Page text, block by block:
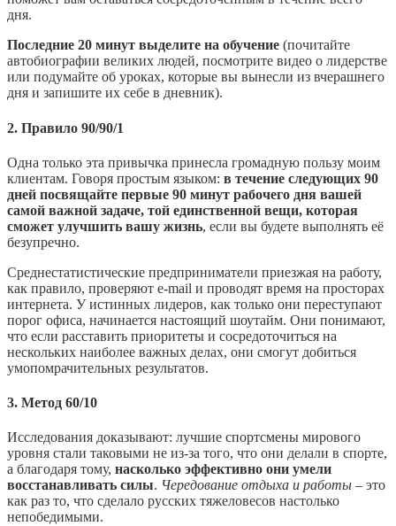
дня.
Последние 20 минут выделите на обучение (почитайте
автобиографии великих людей, посмотрите видео о лидерстве
или подумайте об уроках, которые вы вынесли из вчерашнего
дня и запишите их себе в дневник).
2. Правило 90/90/1
Одна только эта привычка принесла громадную пользу моим
клиентам. Говоря простым языком: в течение следующих 90
дней посвящайте первые 90 минут рабочего дня вашей
самой важной задаче, той единственной вещи, которая
сможет улучшить вашу жизнь, если вы будете выполнять её
безупречно.
Среднестатистические предприниматели приезжая на работу,
как правило, проверяют e-mail и проводят время на просторах
интернета. У истинных лидеров, как только они переступают
порог офиса, начинается настоящий шоутайм. Они понимают,
что если расставить приоритеты и сосредоточиться на
нескольких наиболее важных делах, они смогут добиться
умопомрачительных результатов.
3. Метод 60/10
Исследования доказывают: лучшие спортсмены мирового
уровня стали таковыми не из-за того, что они делали в спорте,
а благодаря тому, насколько эффективно они умели
восстанавливать силы. Чередование отдыха и работы – это
как раз то, что сделало русских тяжеловесов настолько
непобедимыми.